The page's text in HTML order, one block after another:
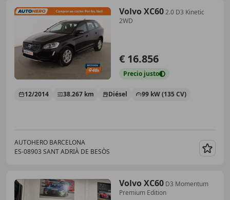
Volvo XC602.0 D3 Kinetic
2WD
€ 16.856
Precio justo
12/2014 38.267 km Diésel 99 kW (135 CV)
AUTOHERO BARCELONA
ES-08903 SANT ADRIÀ DE BESÒS
Volvo XC60 D3 Momentum
Premium Edition